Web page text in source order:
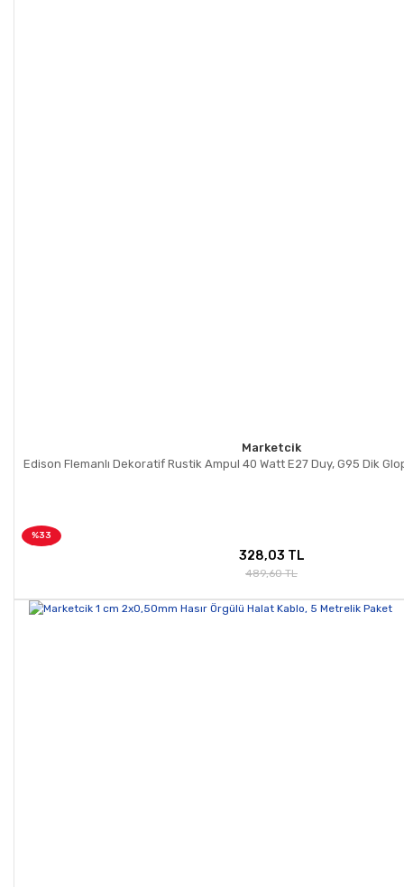
Marketcik
Edison Flemanlı Dekoratif Rustik Ampul 40 Watt E27 Duy, G95 Dik
%33
328,03 TL
489,60 TL